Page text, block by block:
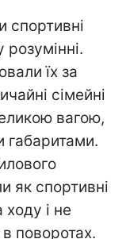
їх за
сімейні
вагою,
габаритами.
як спортивні
і не
поворотах.